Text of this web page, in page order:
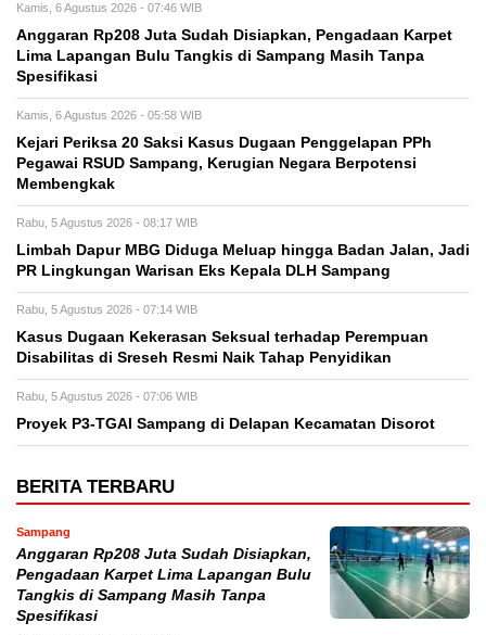
Kamis, 6 Agustus 2026 - 07:46 WIB
Anggaran Rp208 Juta Sudah Disiapkan, Pengadaan Karpet
Lima Lapangan Bulu Tangkis di Sampang Masih Tanpa
Spesifikasi
Kamis, 6 Agustus 2026 - 05:58 WIB
Kejari Periksa 20 Saksi Kasus Dugaan Penggelapan PPh
Pegawai RSUD Sampang, Kerugian Negara Berpotensi
Membengkak
Rabu, 5 Agustus 2026 - 08:17 WIB
Limbah Dapur MBG Diduga Meluap hingga Badan Jalan, Jadi
PR Lingkungan Warisan Eks Kepala DLH Sampang
Rabu, 5 Agustus 2026 - 07:14 WIB
Kasus Dugaan Kekerasan Seksual terhadap Perempuan
Disabilitas di Sreseh Resmi Naik Tahap Penyidikan
Rabu, 5 Agustus 2026 - 07:06 WIB
Proyek P3-TGAI Sampang di Delapan Kecamatan Disorot
BERITA TERBARU
Sampang
Anggaran Rp208 Juta Sudah Disiapkan,
Pengadaan Karpet Lima Lapangan Bulu
Tangkis di Sampang Masih Tanpa
Spesifikasi